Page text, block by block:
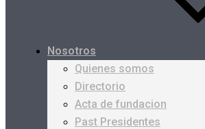
Nosotros
Quienes somos
Directorio
Acta de fundacion
Past Presidentes